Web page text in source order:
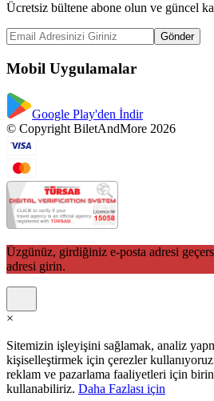
Ücretsiz bültene abone olun ve güncel
Gönder
Mobil Uygulamalar
Google Play'den İndir
© Copyright BiletAndMore 2026
Üzgünüz, girdiğiniz e-posta adresi
adresi girin.
×
Sitemizin işleyişini sağlamak, analiz
kişiselleştirmek için çerezler kullanıyoruz.
reklam ve pazarlama faaliyetleri için
kullanabiliriz. Daha Fazlası için